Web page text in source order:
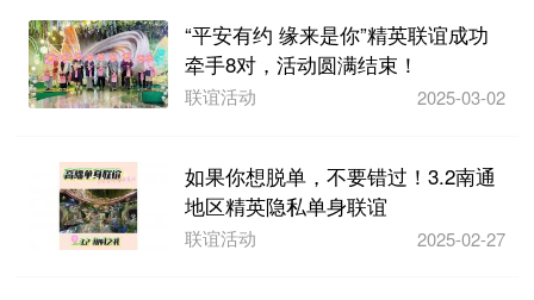
“平安有约 缘来是你”精英联谊成功
牵手8对，活动圆满结束！
联谊活动 2025-03-02
如果你想脱单，不要错过！3.2南通
地区精英隐私单身联谊
联谊活动 2025-02-27